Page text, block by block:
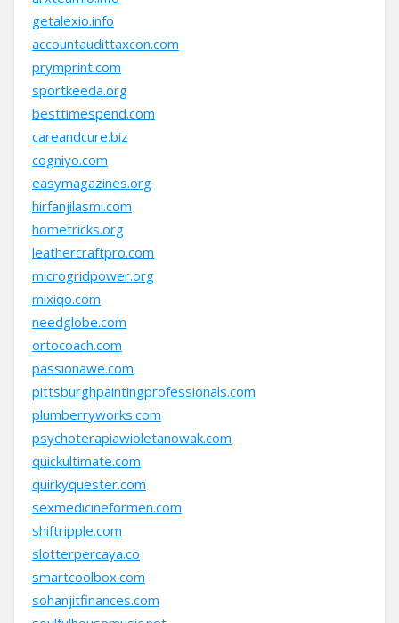
getalexio.info
accountaudittaxcon.com
prymprint.com
sportkeeda.org
besttimespend.com
careandcure.biz
cogniyo.com
easymagazines.org
hirfanjilasmi.com
hometricks.org
leathercraftpro.com
microgridpower.org
mixiqo.com
needglobe.com
ortocoach.com
passionawe.com
pittsburghpaintingprofessionals.com
plumberryworks.com
psychoterapiawioletanowak.com
quickultimate.com
quirkyquester.com
sexmedicineformen.com
shiftripple.com
slotterpercaya.co
smartcoolbox.com
sohanjitfinances.com